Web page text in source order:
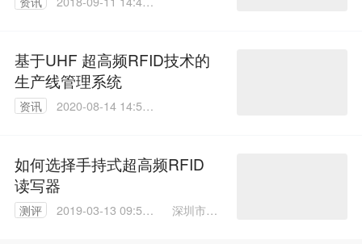
基于UHF 超高频RFID技术的
生产线管理系统
资讯
2020-08-14 14:55:
如何选择手持式超高频RFID
读写器
测评
2019-03-13 09:56:
深圳市铨